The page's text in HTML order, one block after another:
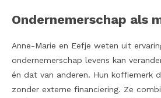
Ondernemerschap als
Anne-Marie en Eefje weten uit
ondernemerschap levens kan
én dat van anderen. Hun koffiemerk
zonder externe financiering. Ze